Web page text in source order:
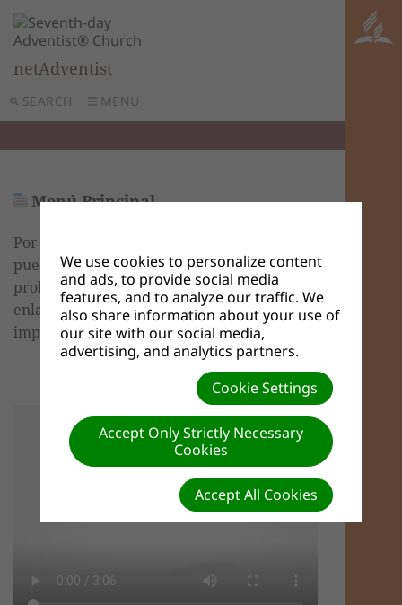
SEARCH MENU
netAdventist
Menú Principal
Por medio del menú principal, los visitantes
pueden navegar fácilmente su sitio web. Es
probable que su menú principal contenga
enlaces a las páginas y secciones más
importantes de su sitio.
We use cookies to personalize content
and ads, to provide social media
features, and to analyze our traffic. We
also share information about your use of
our site with our social media,
advertising, and analytics partners.
Cookie Settings
Accept Only Strictly Necessary
Cookies
Accept All Cookies